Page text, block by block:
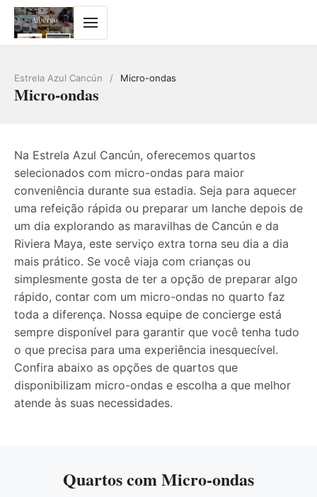
Estrela Azul Cancún / Micro-ondas
Micro-ondas
Na Estrela Azul Cancún, oferecemos quartos
selecionados com micro-ondas para maior
conveniência durante sua estadia. Seja para aquecer
uma refeição rápida ou preparar um lanche depois de
um dia explorando as maravilhas de Cancún e da
Riviera Maya, este serviço extra torna seu dia a dia
mais prático. Se você viaja com crianças ou
simplesmente gosta de ter a opção de preparar algo
rápido, contar com um micro-ondas no quarto faz
toda a diferença. Nossa equipe de concierge está
sempre disponível para garantir que você tenha tudo
o que precisa para uma experiência inesquecível.
Confira abaixo as opções de quartos que
disponibilizam micro-ondas e escolha a que melhor
atende às suas necessidades.
Quartos com Micro-ondas